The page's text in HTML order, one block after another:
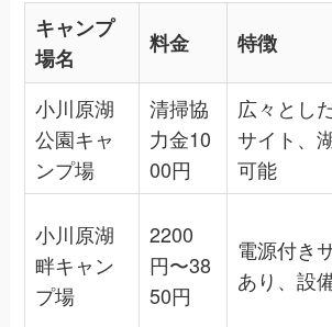
キャンプ
場名
料金 特徴
小川原湖
公園キャ
ンプ場
清掃協
力金10
00円
広々とし
サイト、
可能
小川原湖
畔キャン
プ場
2200
円〜38
50円
電源付き
あり、設